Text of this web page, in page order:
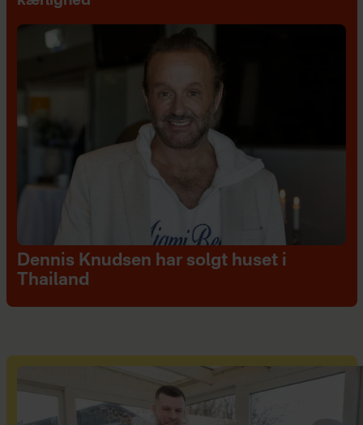
Dennis Knudsen har solgt huset i
Thailand